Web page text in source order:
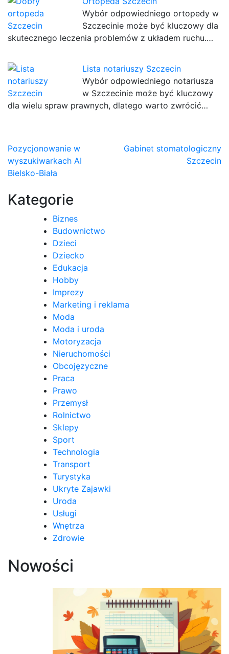
Wybór odpowiedniego ortopedy w
Szczecinie może być kluczowy dla
skutecznego leczenia problemów z układem ruchu.…
Lista notariuszy Szczecin
Wybór odpowiedniego notariusza
w Szczecinie może być kluczowy
dla wielu spraw prawnych, dlatego warto zwrócić…
Nawigacja
wpisu
Pozycjonowanie w
wyszukiwarkach AI
Bielsko-Biała
Gabinet stomatologiczny
Szczecin
Kategorie
Biznes
Budownictwo
Dzieci
Dziecko
Edukacja
Hobby
Imprezy
Marketing i reklama
Moda
Moda i uroda
Motoryzacja
Nieruchomości
Obcojęzyczne
Praca
Prawo
Przemysł
Rolnictwo
Sklepy
Sport
Technologia
Transport
Turystyka
Ukryte Zajawki
Uroda
Usługi
Wnętrza
Zdrowie
Nowości